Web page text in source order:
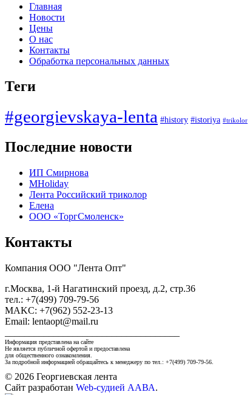
Главная
Новости
Цены
О нас
Контакты
Обработка персональных данных
Теги
#georgievskaya-lenta #history #istoriya #trikolor
Последние новости
ИП Смирнова
MHoliday
Лента Российский триколор
Елена
ООО «ТоргСмоленск»
Контакты
Компания ООО "Лента Опт"
г.Москва, 1-й Нагатинский проезд, д.2, стр.36
тел.: +7(499) 709-79-56
MAKC: +7(962) 552-23-13
Email: lentaopt@mail.ru
Информация представлена на сайте
Не является публичной офертой и предоставлена
для общественного ознакомления.
За подробной информацией обращайтесь к менеджеру по тел.: +7(499) 709-79-56.
© 2026 Георгиевская лента
Сайт разработан Web-судией ААВА.